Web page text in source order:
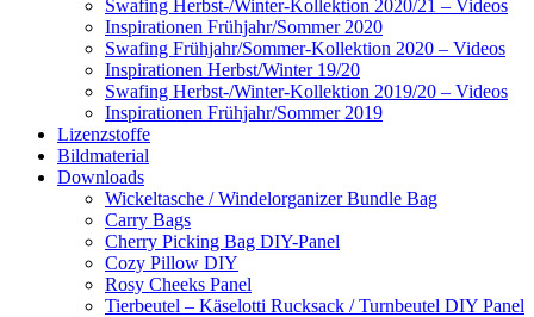
Swafing Herbst-/Winter-Kollektion 2020/21 – Videos
Inspirationen Frühjahr/Sommer 2020
Swafing Frühjahr/Sommer-Kollektion 2020 – Videos
Inspirationen Herbst/Winter 19/20
Swafing Herbst-/Winter-Kollektion 2019/20 – Videos
Inspirationen Frühjahr/Sommer 2019
Lizenzstoffe
Bildmaterial
Downloads
Wickeltasche / Windelorganizer Bundle Bag
Carry Bags
Cherry Picking Bag DIY-Panel
Cozy Pillow DIY
Rosy Cheeks Panel
Tierbeutel – Käselotti Rucksack / Turnbeutel DIY Panel